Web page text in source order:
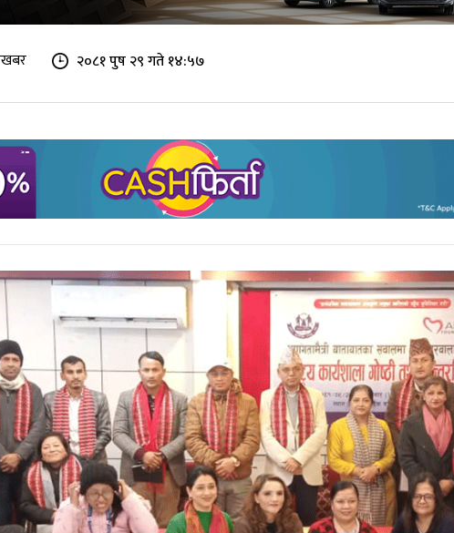
२०८१ पुष २९ गते १४:५७